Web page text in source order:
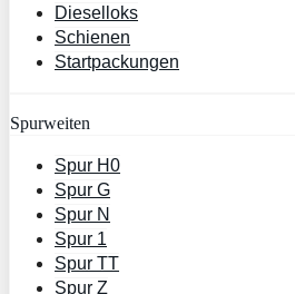
Dieselloks
Schienen
Startpackungen
Spurweiten
Spur H0
Spur G
Spur N
Spur 1
Spur TT
Spur Z